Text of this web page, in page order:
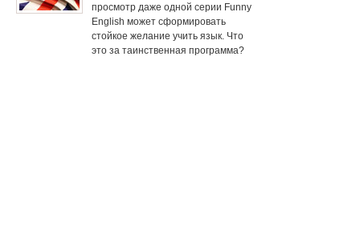
просмотр даже одной серии Funny
English может сформировать
стойкое желание учить язык. Что
это за таинственная программа?